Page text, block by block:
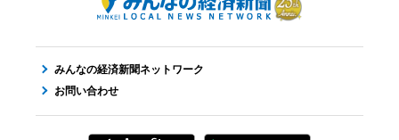
みんなの経済新聞ネットワーク
お問い合わせ